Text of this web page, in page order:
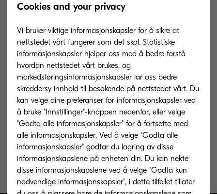
Sending of faxes to a fax
MFP
Downloads
KYOCERA SmartFax documentation
Cookies and your privacy
Vi bruker viktige informasjonskapsler for å sikre at
nettstedet vårt fungerer som det skal. Statistiske
informasjonskapsler hjelper oss med å bedre forstå
hvordan nettstedet vårt brukes, og
markedsføringsinformasjonskapsler lar oss bedre
skreddersy innhold til besøkende på nettstedet vårt. Du
kan velge dine preferanser for informasjonskapsler ved
å bruke "Innstillinger"-knappen nedenfor, eller velge
"Godta alle informasjonskapsler" for å fortsette med
alle informasjonskapsler. Ved å velge "Godta alle
informasjonskapsler" godtar du lagring av disse
informasjonskapslene på enheten din. Du kan nekte
disse informasjonskapslene ved å velge "Godta kun
nødvendige informasjonskapsler", i dette tilfellet tillater